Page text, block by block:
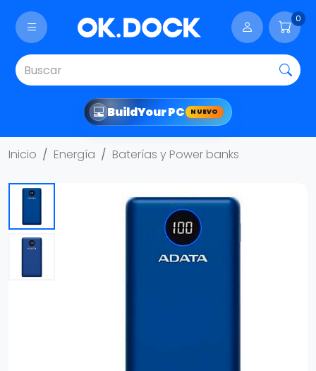
0
BuildYour PC NUEVO
Inicio Energía Baterías y Power banks